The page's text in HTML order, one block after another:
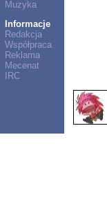
Muzyka
Informacje
Redakcja
Współpraca
Reklama
Mecenat
IRC